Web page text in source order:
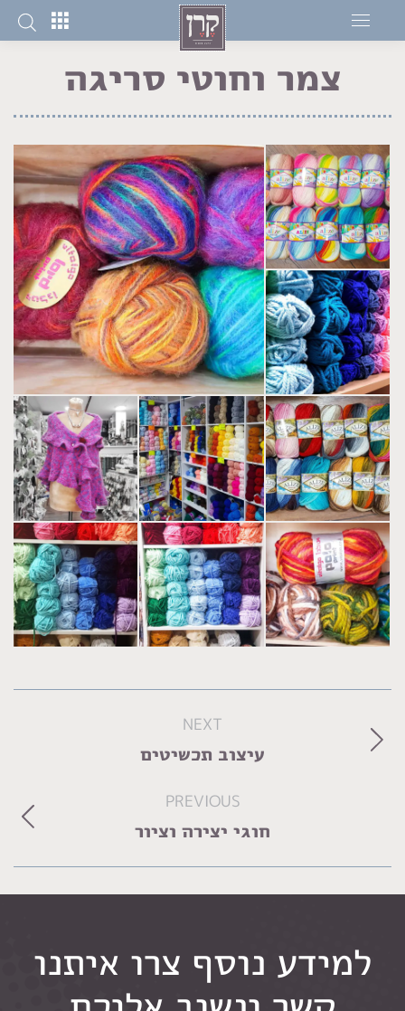
צמר וחוטי סריגה
navigation
PREVIOUS
Previous
חוגי יצירה וציור
NEXT
Next
עיצוב תכשיטים
למידע נוסף צרו איתנו